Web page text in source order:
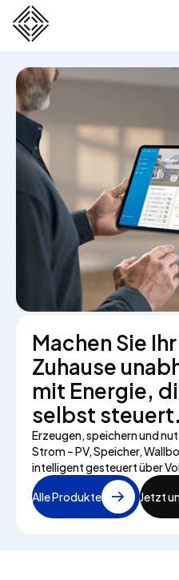
Machen Sie Ihr
Zuhause
mit Energie,
selbst steuert.
Erzeugen, speichern und
Strom – PV, Speicher,
intelligent gesteuert über
Alle Produkte Jetzt